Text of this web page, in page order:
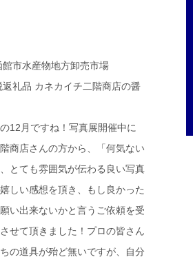
市水産物地方卸売市場
返礼品 カネカイチ二階商店の醤
12月ですね！写真展開催中に
商店さんの方から、「何気ない
とても雰囲気が伝わる良い写真
しい感想を頂き、もし良かった
い出来ないかと言うご依頼を受
せて頂きました！プロの皆さん
の道具が殆ど無いですが、自分